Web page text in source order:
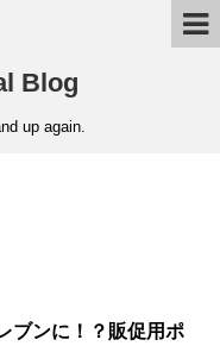
Blog
up again.
ンに！？販促用ポ